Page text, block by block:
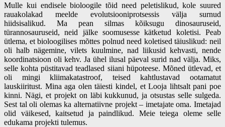
Mulle kui endisele bioloogile tõid need peletislikud, kole suured
rauakolakad meelde evolutsiooniprotsessis välja surnud
hiidsisalikud. Ma pean silmas kõiksugu dinosauruseid,
türannosauruseid, neid jälke soomusesse kätketud koletisi. Peab
ütlema, et bioloogilises mõttes polnud need koletised täiuslikud: neil
oli halb nägemine, vilets kuulmine, nad liikusid kehvasti, nende
koordinatsioon oli kehv. Ja ühel ilusal päeval surid nad välja. Miks,
selle kohta püstitavad teadlased siiani hüpoteese. Mõned ütlevad, et
oli mingi kliimakatastroof, teised kahtlustavad ootamatut
lauskiiritust. Mina aga olen täiesti kindel, et Looja lihtsalt pani poe
kinni. Nägi, et projekt on läbi kukkunud, ja otsustas selle sulgeda.
Sest tal oli olemas ka alternatiivne projekt – imetajate oma. Imetajad
olid väikesed, kaitsetud ja paindlikud. Meie teiega oleme selle
edukama projekti tulemus.